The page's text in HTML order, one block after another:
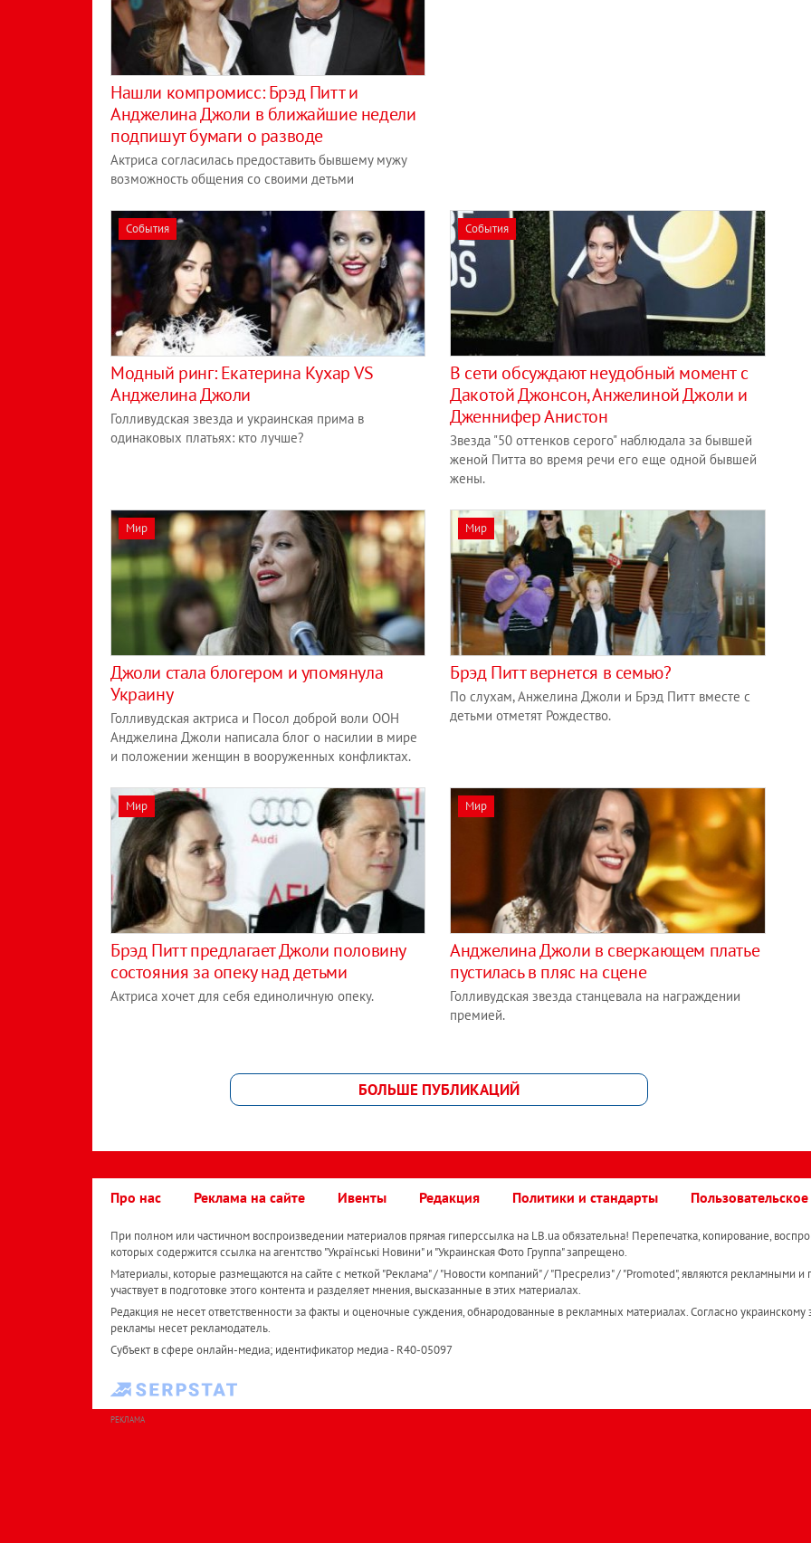
Нашли компромисс: Брэд Питт и
Анджелина Джоли в ближайшие недели
подпишут бумаги о разводе
Актриса согласилась предоставить бывшему мужу
возможность общения со своими детьми
События
Модный ринг: Екатерина Кухар VS
Анджелина Джоли
Голливудская звезда и украинская прима в
одинаковых платьях: кто лучше?
События
В сети обсуждают неудобный момент с
Дакотой Джонсон, Анжелиной Джоли и
Дженнифер Анистон
Звезда "50 оттенков серого" наблюдала за бывшей
женой Питта во время речи его еще одной бывшей
жены.
Мир
Джоли стала блогером и упомянула
Украину
Голливудская актриса и Посол доброй воли ООН
Анджелина Джоли написала блог о насилии в мире
и положении женщин в вооруженных конфликтах.
Мир
Брэд Питт вернется в семью?
По слухам, Анжелина Джоли и Брэд Питт вместе с
детьми отметят Рождество.
Мир
Брэд Питт предлагает Джоли половину
состояния за опеку над детьми
Актриса хочет для себя единоличную опеку.
Мир
Анджелина Джоли в сверкающем платье
пустилась в пляс на сцене
Голливудская звезда станцевала на награждении
премией.
БОЛЬШЕ ПУБЛИКАЦИЙ
Про нас Реклама на сайте Ивенты Редакция Политики и стандарты
При полном или частичном воспроизведении материалов прямая гиперссылка на LB.ua обязательна! Перепечатка, копирование,
которых содержится ссылка на агентство "Українськi Новини" и "Украинская Фото Группа" запрещено.
Материалы, которые размещаются на сайте с меткой "Реклама" / "Новости компаний" / "Пресрелиз" / "Promoted", являются рекламными и
участвует в подготовке этого контента и разделяет мнения, высказанные в этих материалах.
Редакция не несет ответственности за факты и оценочные суждения, обнародованные в рекламных материалах. Согласно украинскому
рекламы несет рекламодатель.
Субъект в сфере онлайн-медиа; идентификатор медиа - R40-05097
РЕКЛАМА